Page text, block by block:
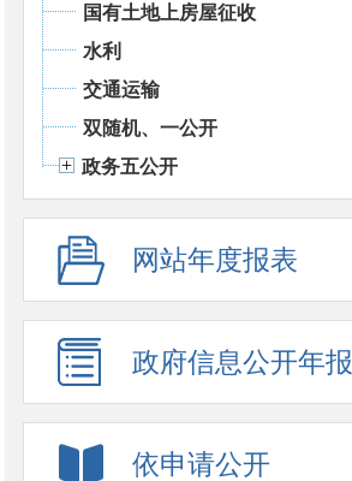
国有土地上房屋征收
水利
交通运输
双随机、一公开
政务五公开
网站年度报表
政府信息公开年报
依申请公开